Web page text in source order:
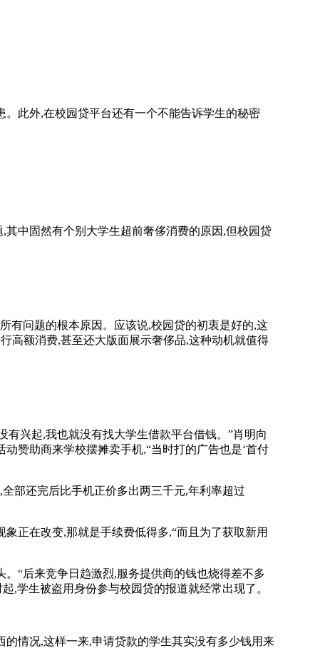
此外,在校园贷平台还有一个不能告诉学生的秘密
中固然有个别大学生超前奢侈消费的原因,但校园贷
问题的根本原因。应该说,校园贷的初衷是好的,这
高额消费,甚至还大版面展示奢侈品,这种动机就值得
兴起,我也就没有找大学生借款平台借钱。”肖明向
赞助商来学校摆摊卖手机,“当时打的广告也是‘首付
部还完后比手机正价多出两三千元,年利率超过
正在改变,那就是手续费低得多,“而且为了获取新用
“后来竞争日趋激烈,服务提供商的钱也烧得差不多
,学生被盗用身份参与校园贷的报道就经常出现了。
情况,这样一来,申请贷款的学生其实没有多少钱用来